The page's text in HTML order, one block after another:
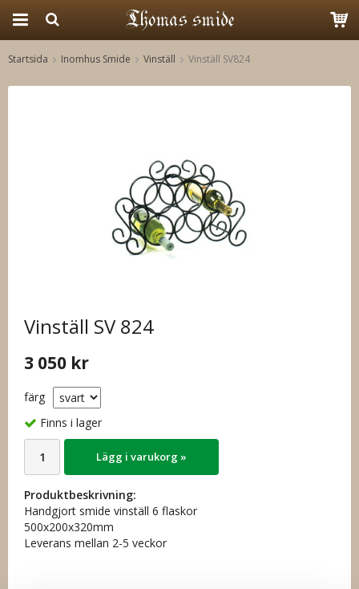
Startsida Inomhus Smide Vinställ Vinställ SV824
Vinställ SV 824
3 050 kr
färg
Finns i lager
Lägg i varukorg »
Produktbeskrivning:
Handgjort smide vinställ 6 flaskor
500x200x320mm
Leverans mellan 2-5 veckor